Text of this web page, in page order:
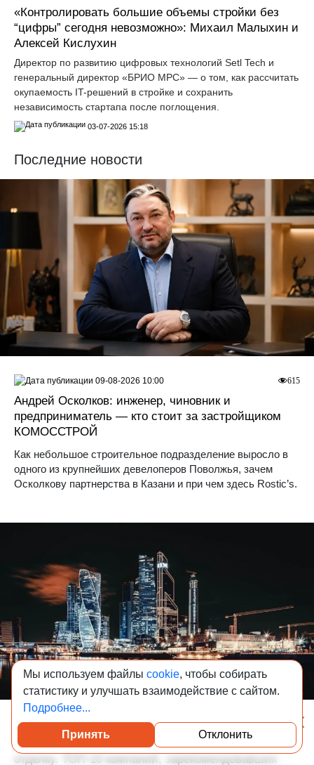
«Контролировать большие объемы стройки без
“цифры” сегодня невозможно»: Михаил Малыхин и
Алексей Кислухин
Директор по развитию цифровых технологий Setl Tech и
генеральный директор «БРИО МРС» — о том, как рассчитать
окупаемость IT-решений в стройке и сохранить
независимость стартапа после поглощения.
03-07-2026 15:18
Последние новости
Андрей Осколков: инженер, чиновник и
предприниматель — кто стоит за застройщиком
КОМОССТРОЙ
Как небольшое строительное подразделение выросло в
одного из крупнейших девелоперов Поволжья, зачем
Осколкову партнерства в Казани и при чем здесь Rostic’s.
615
09-08-2026 10:00
Новая квартира в Москве: кого пригласить делать
отделку. ТОП-10 компаний, зарекомендовавших
1 346
09-08-2026 8:00
Посмотреть каталог проверенных квартир
Мы используем файлы cookie, чтобы собирать
статистику и улучшать взаимодействие с сайтом.
Подробнее...
Принять Отклонить